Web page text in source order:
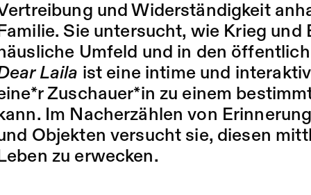
und Widerständigkeit
Familie. Sie untersucht, wie Krieg
häusliche Umfeld und in den
Laila ist eine intime und
Zuschauer*in zu einem
kann. Im Nacherzählen von
Objekten versucht sie, diesen
Leben zu erwecken.